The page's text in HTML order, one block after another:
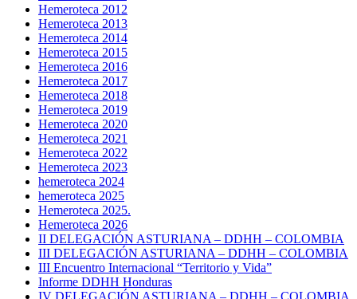
Hemeroteca 2012
Hemeroteca 2013
Hemeroteca 2014
Hemeroteca 2015
Hemeroteca 2016
Hemeroteca 2017
Hemeroteca 2018
Hemeroteca 2019
Hemeroteca 2020
Hemeroteca 2021
Hemeroteca 2022
Hemeroteca 2023
hemeroteca 2024
hemeroteca 2025
Hemeroteca 2025.
Hemeroteca 2026
II DELEGACIÓN ASTURIANA – DDHH – COLOMBIA
III DELEGACIÓN ASTURIANA – DDHH – COLOMBIA
III Encuentro Internacional “Territorio y Vida”
Informe DDHH Honduras
IV DELEGACIÓN ASTURIANA – DDHH – COLOMBIA